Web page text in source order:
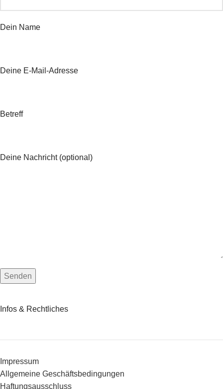
Dein Name
Deine E-Mail-Adresse
Betreff
Deine Nachricht (optional)
Infos & Rechtliches
Impressum
Allgemeine Geschäftsbedingungen
Haftungsausschluss